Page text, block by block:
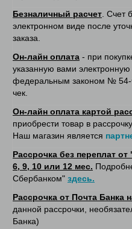
Безналичный расчет . Счет
электронном виде после
заказа.
Он-лайн оплата - при
указанную вами электронную
федеральным законом № 54-
чек.
Он-лайн оплата картой
приобрести товар в
Наш магазин является
Рассрочка без переплат
6, 9, 10 или 12 мес.
Сбербанком" здесь.
Рассрочка от Почта Банка
данной рассрочки,
Банка)